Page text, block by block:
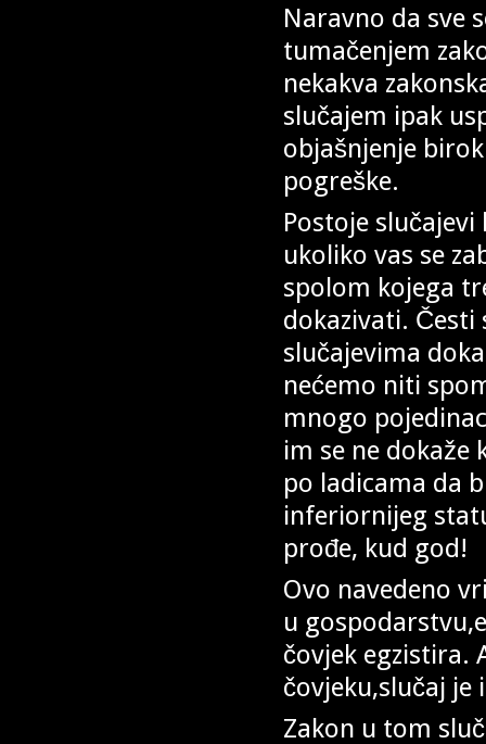
Naravno da sve
tumačenjem
nekakva
slučajem ipak
objašnjenje
pogreške.
Postoje
ukoliko vas se
spolom kojega
dokazivati. Česti
slučajevima
nećemo niti
mnogo
im se ne dokaže
po ladicama da
inferiornijeg
prođe, kud god!
Ovo navedeno
u
čovjek egzistira.
čovjeku,slučaj
Zakon u tom